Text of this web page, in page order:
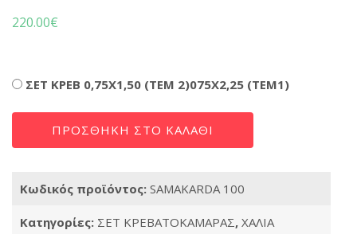
220.00€
ΣΕΤ ΚΡΕΒ 0,75X1,50 (TEM 2)075X2,25 (TEM1)
ΠΡΟΣΘΉΚΗ ΣΤΟ ΚΑΛΆΘΙ
Κωδικός προϊόντος: SAMAKARDA 100
Κατηγορίες: ΣΕΤ ΚΡΕΒΑΤΟΚΑΜΑΡΑΣ, ΧΑΛΙΑ